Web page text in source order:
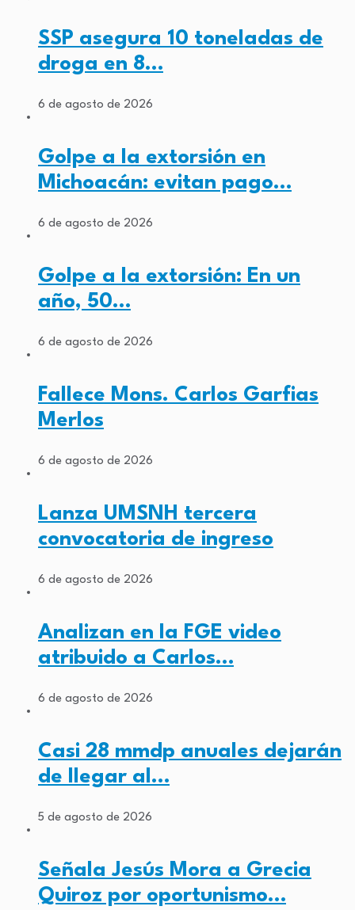
SSP asegura 10 toneladas de
droga en 8…
6 de agosto de 2026
Golpe a la extorsión en
Michoacán: evitan pago…
6 de agosto de 2026
Golpe a la extorsión: En un
año, 50…
6 de agosto de 2026
Fallece Mons. Carlos Garfias
Merlos
6 de agosto de 2026
Lanza UMSNH tercera
convocatoria de ingreso
6 de agosto de 2026
Analizan en la FGE video
atribuido a Carlos…
6 de agosto de 2026
Casi 28 mmdp anuales dejarán
de llegar al…
5 de agosto de 2026
Señala Jesús Mora a Grecia
Quiroz por oportunismo…